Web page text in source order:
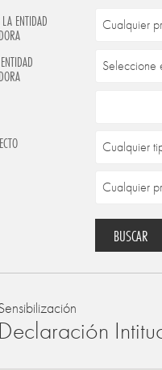
ENTIDAD
BUSCAR
Declaración